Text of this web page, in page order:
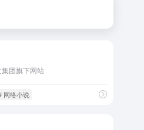
团旗下网站
网络小说